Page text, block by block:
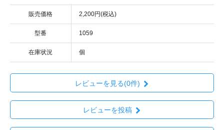
販売価格 2,200円(税込)
型番 1059
在庫状況 個
レビューを見る(0件)
レビューを投稿